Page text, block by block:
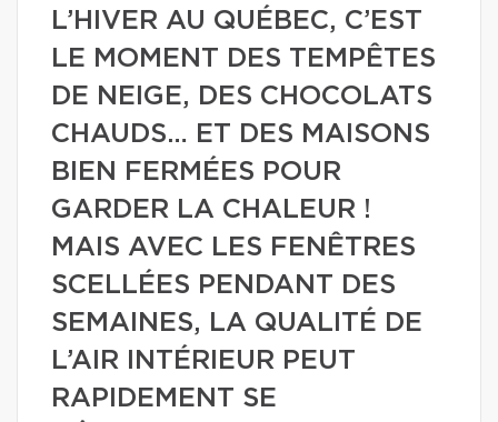
L’HIVER AU QUÉBEC, C’EST
LE MOMENT DES TEMPÊTES
DE NEIGE, DES CHOCOLATS
CHAUDS… ET DES MAISONS
BIEN FERMÉES POUR
GARDER LA CHALEUR !
MAIS AVEC LES FENÊTRES
SCELLÉES PENDANT DES
SEMAINES, LA QUALITÉ DE
L’AIR INTÉRIEUR PEUT
RAPIDEMENT SE